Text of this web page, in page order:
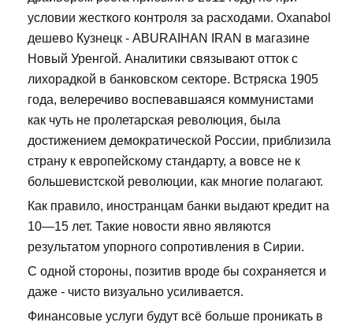
условии жесткого контроля за расходами. Oxanabol
дешево Кузнецк - ABURAIHAN IRAN в магазине
Новый Уренгой. Аналитики связывают отток с
лихорадкой в банковском секторе. Встряска 1905
года, велеречиво воспевавшаяся коммунистами
как чуть не пролетарская революция, была
достижением демократической России, приблизила
страну к европейскому стандарту, а вовсе не к
большевистской революции, как многие полагают.
Как правило, иностранцам банки выдают кредит на
10—15 лет. Такие новости явно являются
результатом упорного сопротивления в Сирии.
С одной стороны, позитив вроде бы сохраняется и
даже - чисто визуально усиливается.
Финансовые услуги будут всё больше проникать в